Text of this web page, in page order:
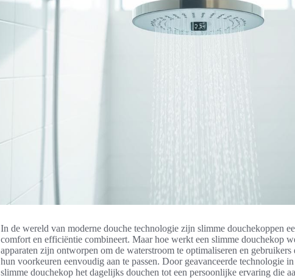
In de wereld van moderne douche technologie zijn slimme douchekoppen
comfort en efficiëntie combineert. Maar hoe werkt een slimme douchekop
apparaten zijn ontworpen om de waterstroom te optimaliseren en
hun voorkeuren eenvoudig aan te passen. Door geavanceerde technologie
slimme douchekop het dagelijks douchen tot een persoonlijke ervaring die